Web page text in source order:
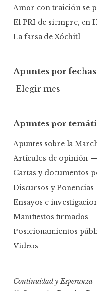
Amor con traición se
El PRI de siempre, en
La farsa de Xóchitl
Apuntes por fechas
A
n
e
s
p
r
f
e
c
a
Apuntes por
Apuntes sobre la
Artículos de opinión
Cartas y documentos
Discursos y Ponencias
Ensayos e
Manifiestos firmados
Posicionamientos
Videos
Continuidad y Esperanza